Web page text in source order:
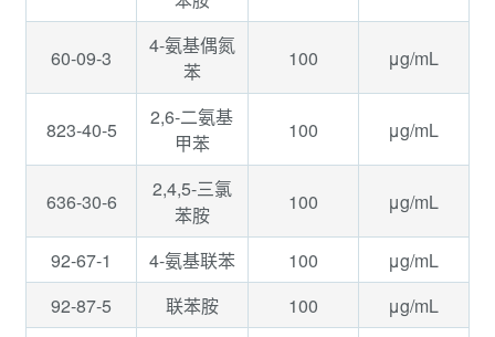
60-09-3
4-氨基偶氮
苯
100 μg/mL
823-40-5
2,6-二氨基
甲苯
100 μg/mL
636-30-6
2,4,5-三氯
苯胺
100 μg/mL
92-67-1 4-氨基联苯 100
μg/mL
92-87-5
联苯胺 100 μg/mL